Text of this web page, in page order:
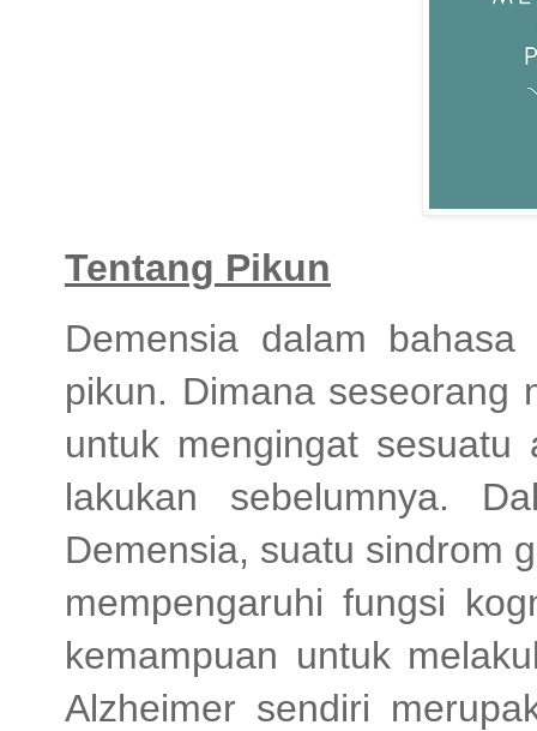
Tentang Pikun
Demensia dalam
pikun. Dimana seseorang
untuk mengingat
lakukan sebelumnya.
Demensia, suatu sindrom
mempengaruhi fungsi
kemampuan untuk
Alzheimer sendiri